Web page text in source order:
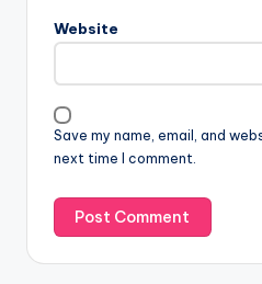
Website
Save my name, email, and
next time I comment.